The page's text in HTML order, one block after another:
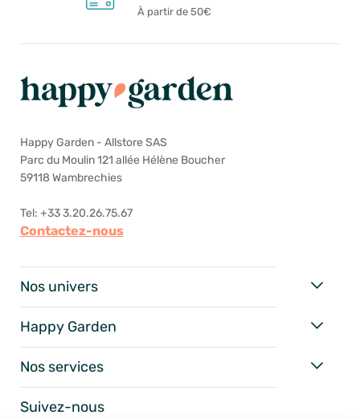
À partir de 50€
Happy Garden - Allstore SAS
Parc du Moulin 121 allée Hélène Boucher
59118 Wambrechies
Tel: +33 3.20.26.75.67
Contactez-nous
Nos univers
Happy Garden
Nos services
Suivez-nous